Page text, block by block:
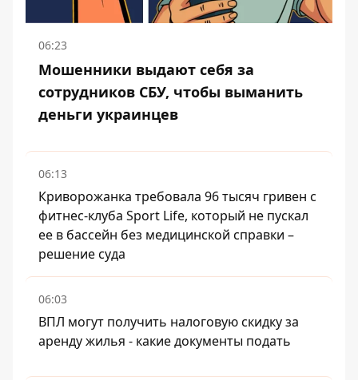
06:23
Мошенники выдают себя за
сотрудников СБУ, чтобы выманить
деньги украинцев
06:13
Криворожанка требовала 96 тысяч гривен с
фитнес-клуба Sport Life, который не пускал
ее в бассейн без медицинской справки –
решение суда
06:03
ВПЛ могут получить налоговую скидку за
аренду жилья - какие документы подать